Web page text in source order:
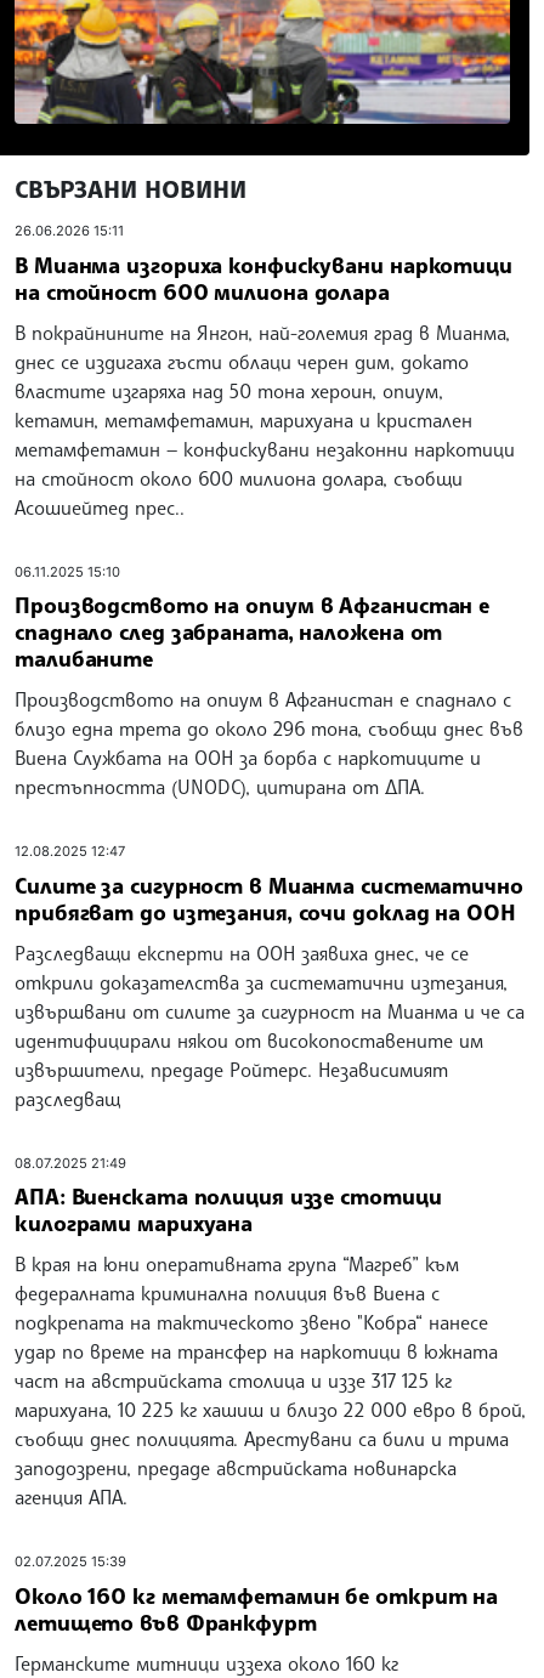
СВЪРЗАНИ НОВИНИ
26.06.2026 15:11
В Мианма изгориха конфискувани наркотици
на стойност 600 милиона долара
В покрайнините на Янгон, най-големия град в Мианма,
днес се издигаха гъсти облаци черен дим, докато
властите изгаряха над 50 тона хероин, опиум,
кетамин, метамфетамин, марихуана и кристален
метамфетамин — конфискувани незаконни наркотици
на стойност около 600 милиона долара, съобщи
Асошиейтед прес..
06.11.2025 15:10
Производството на опиум в Афганистан е
спаднало след забраната, наложена от
талибаните
Производството на опиум в Афганистан е спаднало с
близо една трета до около 296 тона, съобщи днес във
Виена Службата на ООН за борба с наркотиците и
престъпността (UNODC), цитирана от ДПА.
12.08.2025 12:47
Силите за сигурност в Мианма систематично
прибягват до изтезания, сочи доклад на ООН
Разследващи експерти на ООН заявиха днес, че се
открили доказателства за систематични изтезания,
извършвани от силите за сигурност на Мианма и че са
идентифицирали някои от високопоставените им
извършители, предаде Ройтерс. Независимият
разследващ
08.07.2025 21:49
АПА: Виенската полиция иззе стотици
килограми марихуана
В края на юни оперативната група “Магреб” към
федералната криминална полиция във Виена с
подкрепата на тактическото звено "Кобра“ нанесе
удар по време на трансфер на наркотици в южната
част на австрийската столица и иззе 317 125 кг
марихуана, 10 225 кг хашиш и близо 22 000 евро в брой,
съобщи днес полицията. Арестувани са били и трима
заподозрени, предаде австрийската новинарска
агенция АПА.
02.07.2025 15:39
Около 160 кг метамфетамин бе открит на
летището във Франкфурт
Германските митници иззеха около 160 кг